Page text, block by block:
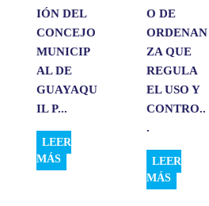
IÓN DEL
CONCEJO
MUNICIP
AL DE
GUAYAQU
IL P...
LEER
MÁS
O DE
ORDENAN
ZA QUE
REGULA
EL USO Y
CONTRO..
.
LEER
MÁS